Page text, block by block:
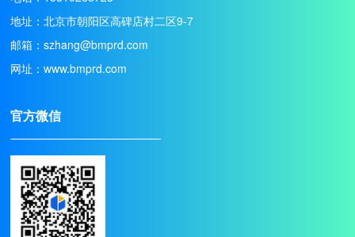
地址：北京市朝阳区高碑店村二区9-7
邮箱：szhang@bmprd.com
网址：www.bmprd.com
官方微信